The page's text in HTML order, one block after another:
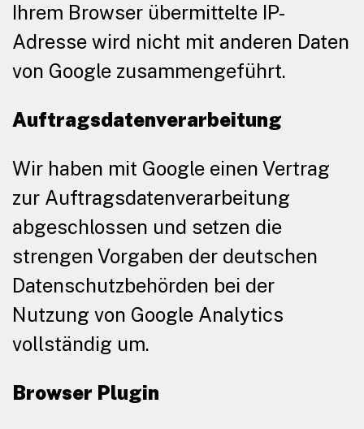
Ihrem Browser übermittelte IP-
Adresse wird nicht mit anderen Daten
von Google zusammengeführt.
Auftragsdatenverarbeitung
Wir haben mit Google einen Vertrag
zur Auftragsdatenverarbeitung
abgeschlossen und setzen die
strengen Vorgaben der deutschen
Datenschutzbehörden bei der
Nutzung von Google Analytics
vollständig um.
Browser Plugin